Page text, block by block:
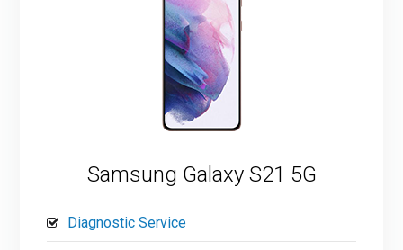
Samsung Galaxy S21 5G
Diagnostic Service